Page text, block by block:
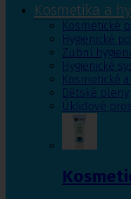
Kosmetika a
Kosmetické
Hygienické
Zubní
Hygienické
Kosmetické
Dětské pleny
Úklidové